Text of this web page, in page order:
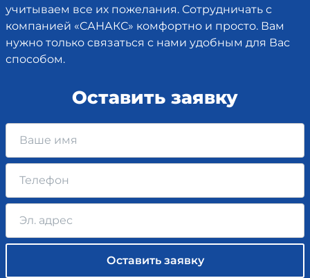
учитываем все их пожелания. Сотрудничать с
компанией «САНАКС» комфортно и просто. Вам
нужно только связаться с нами удобным для Вас
способом.
Оставить заявку